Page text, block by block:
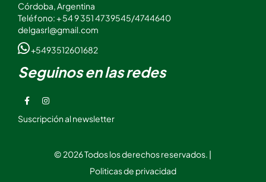
Córdoba, Argentina
Teléfono: + 54 9 351 4739545/4744640
delgasrl@gmail.com
+5493512601682
Seguinos en las redes
Suscripción al newsletter
© 2026 Todos los derechos reservados. |
Politicas de privacidad